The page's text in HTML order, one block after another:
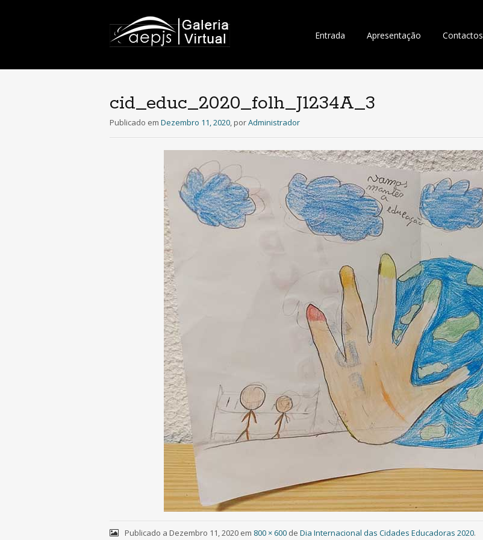
Saltar
conteúdo
Entrada Apresentação Contactos
cid_educ_2020_folh_J1234A_3
Publicado em Dezembro 11, 2020, porAdministrador
Publicado a Dezembro 11, 2020em 800 × 600de Dia Internacional das Cidades Educadoras 2020.